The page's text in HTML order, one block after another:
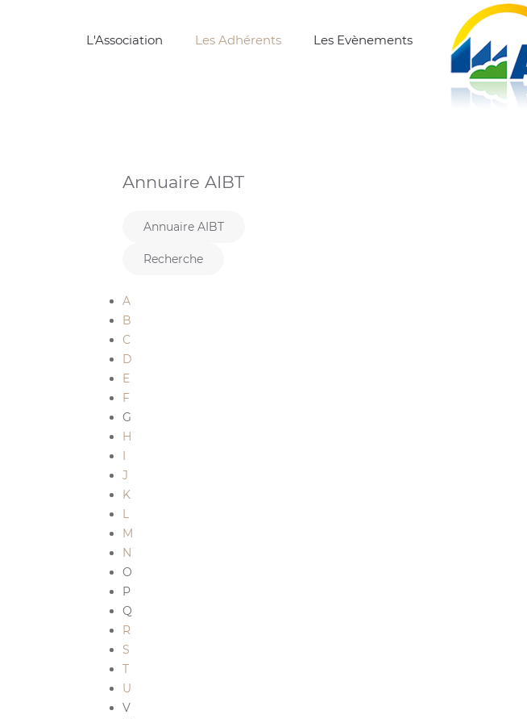
L'Association Les Adhérents Les Evènements
Annuaire AIBT
Annuaire AIBT
Recherche
A
B
C
D
E
F
G
H
I
J
K
L
M
N
O
P
Q
R
S
T
U
V